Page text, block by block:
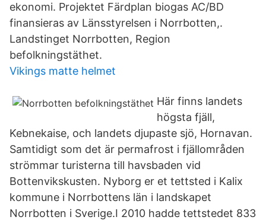
ekonomi. Projektet Färdplan biogas AC/BD
finansieras av Länsstyrelsen i Norrbotten,.
Landstinget Norrbotten, Region
befolkningstäthet.
Vikings matte helmet
Här finns landets
högsta fjäll,
Kebnekaise, och landets djupaste sjö, Hornavan.
Samtidigt som det är permafrost i fjällområden
strömmar turisterna till havsbaden vid
Bottenvikskusten. Nyborg er et tettsted i Kalix
kommune i Norrbottens län i landskapet
Norrbotten i Sverige.I 2010 hadde tettstedet 833